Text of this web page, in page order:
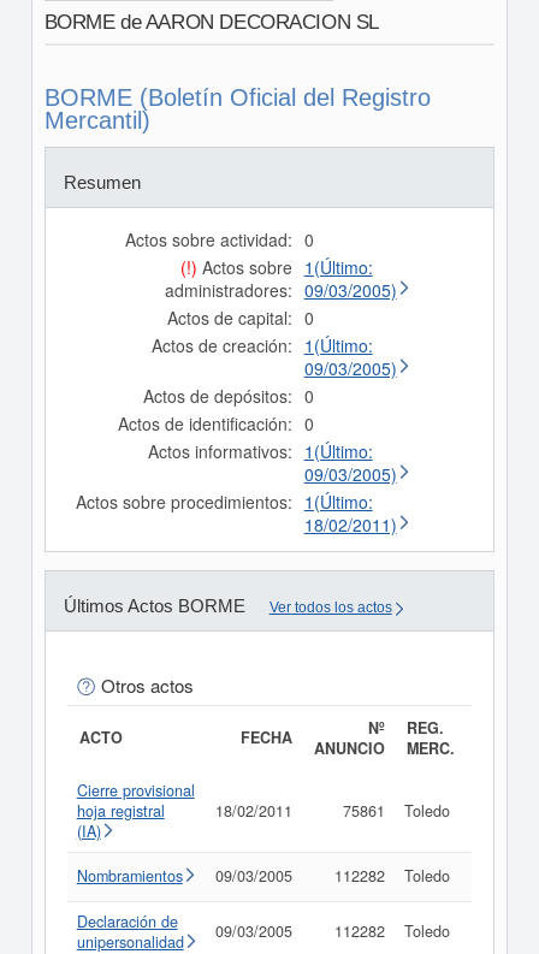
BORME de AARON DECORACION SL
BORME (Boletín Oficial del Registro
Mercantil)
Resumen
Actos sobre actividad: 0
(!) Actos sobre
administradores:
1(Último:
09/03/2005)
Actos de capital: 0
Actos de creación: 1(Último:
09/03/2005)
Actos de depósitos: 0
Actos de identificación: 0
Actos informativos: 1(Último:
09/03/2005)
Actos sobre procedimientos: 1(Último:
18/02/2011)
Últimos Actos BORME Ver todos los actos
Otros actos
ACTO FECHA
Nº
ANUNCIO
REG.
MERC.
Cierre provisional
hoja registral
(IA)
18/02/2011 75861 Toledo
Nombramientos 09/03/2005 112282 Toledo
Declaración de
unipersonalidad
09/03/2005 112282 Toledo